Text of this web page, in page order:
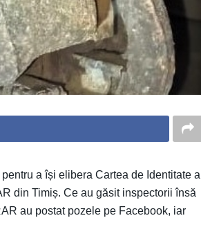
a își elibera Cartea de Identitate a
din Timiș. Ce au găsit inspectorii însă
au postat pozele pe Facebook, iar